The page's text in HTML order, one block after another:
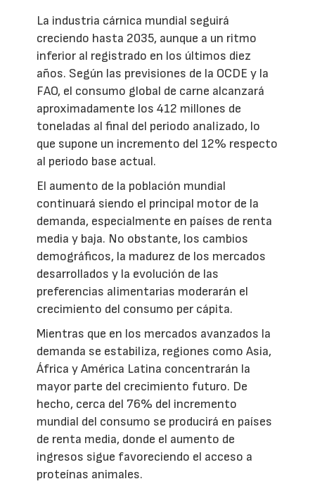
La industria cárnica mundial seguirá
creciendo hasta 2035, aunque a un ritmo
inferior al registrado en los últimos diez
años. Según las previsiones de la OCDE y la
FAO, el consumo global de carne alcanzará
aproximadamente los 412 millones de
toneladas al final del periodo analizado, lo
que supone un incremento del 12% respecto
al periodo base actual.
El aumento de la población mundial
continuará siendo el principal motor de la
demanda, especialmente en países de renta
media y baja. No obstante, los cambios
demográficos, la madurez de los mercados
desarrollados y la evolución de las
preferencias alimentarias moderarán el
crecimiento del consumo per cápita.
Mientras que en los mercados avanzados la
demanda se estabiliza, regiones como Asia,
África y América Latina concentrarán la
mayor parte del crecimiento futuro. De
hecho, cerca del 76% del incremento
mundial del consumo se producirá en países
de renta media, donde el aumento de
ingresos sigue favoreciendo el acceso a
proteínas animales.